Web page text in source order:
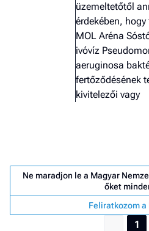
üzemeltetőtől
érdekében,
MOL Aréna
ivóvíz
aeruginosa
fertőződésének
kivitelezői vagy
Ne maradjon le a Magyar
őket
Feliratkozom
1